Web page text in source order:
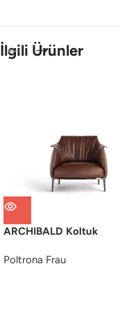
İlgili Ürünler
ARCHIBALD Koltuk
Poltrona Frau